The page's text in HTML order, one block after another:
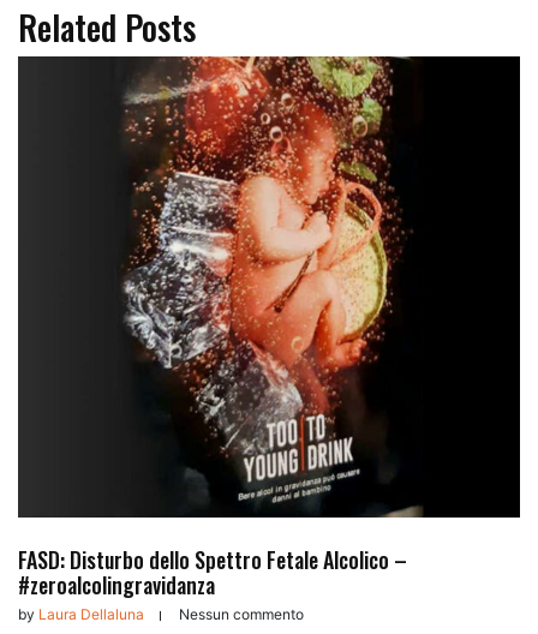
Related Posts
FASD: Disturbo dello Spettro Fetale Alcolico –
#zeroalcolingravidanza
by Laura Dellaluna Nessun commento